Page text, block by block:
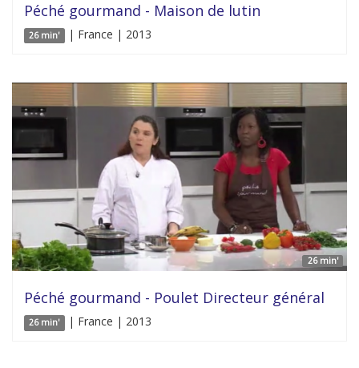
Péché gourmand - Maison de lutin
26 min' | France | 2013
26 min'
Péché gourmand - Poulet Directeur général
26 min' | France | 2013